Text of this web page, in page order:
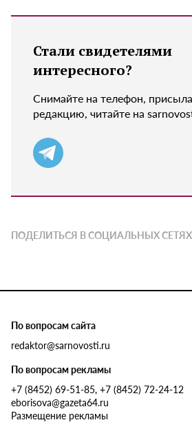
Стали свидетелями
интересного?
Снимайте на телефон,
редакцию, читайте на
ПОДЕЛИТЬСЯ В СОЦИАЛЬНЫХ СЕТЯХ
По вопросам сайта
redaktor@sarnovosti.ru
По вопросам рекламы
+7 (8452) 69-51-85, +7 (8452) 72-24-12
eborisova@gazeta64.ru
Размещение рекламы